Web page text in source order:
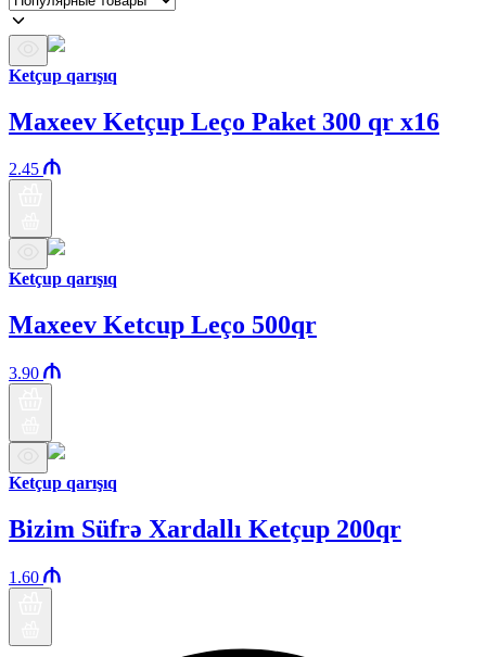
Ketçup qarışıq
Maxeev Ketçup Leço Paket 300 qr x16
2.45
Ketçup qarışıq
Maxeev Ketcup Leço 500qr
3.90
Ketçup qarışıq
Bizim Süfrə Xardallı Ketçup 200qr
1.60